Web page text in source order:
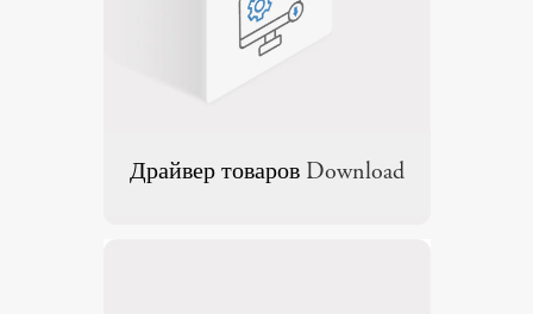
Драйвер товаровDownload